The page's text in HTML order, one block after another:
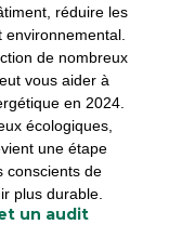
réduire les
environnemental.
de nombreux
vous aider à
en 2024.
écologiques,
une étape
conscients de
plus durable.
un audit